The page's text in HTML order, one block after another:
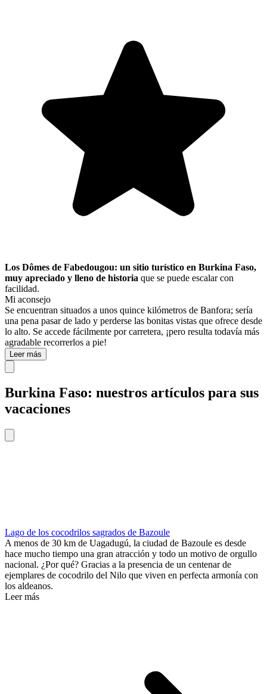
Los Dômes de Fabedougou: un sitio turístico en Burkina Faso,
muy apreciado y lleno de historia que se puede escalar con
facilidad.
Mi aconsejo
Se encuentran situados a unos quince kilómetros de Banfora; sería
una pena pasar de lado y perderse las bonitas vistas que ofrece desde
lo alto. Se accede fácilmente por carretera, ¡pero resulta todavía más
agradable recorrerlos a pie!
Leer más
Burkina Faso: nuestros artículos para sus
vacaciones
Lago de los cocodrilos sagrados de Bazoule
A menos de 30 km de Uagadugú, la ciudad de Bazoule es desde
hace mucho tiempo una gran atracción y todo un motivo de orgullo
nacional. ¿Por qué? Gracias a la presencia de un centenar de
ejemplares de cocodrilo del Nilo que viven en perfecta armonía con
los aldeanos.
Leer más